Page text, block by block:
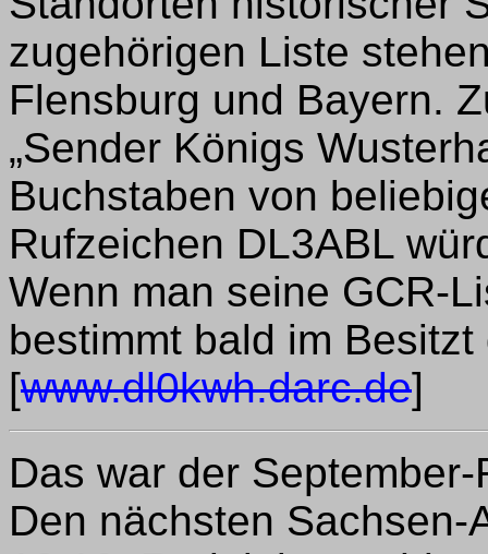
zugehörigen Liste
Flensburg und Bayern.
„Sender Königs
Buchstaben von
Rufzeichen DL3ABL
Wenn man seine GCR-
bestimmt bald im
[www.dl0kwh.darc.de]
Das war der
Den nächsten